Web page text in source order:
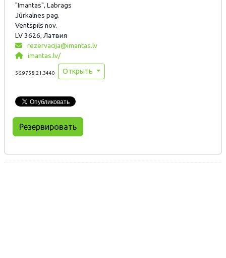
"Imantas", Labrags
Jūrkalnes pag.
Ventspils nov.
LV 3626, Латвия
rezervacija@imantas.lv
imantas.lv/
56.9758,21.3440 Открыть
Резервировать